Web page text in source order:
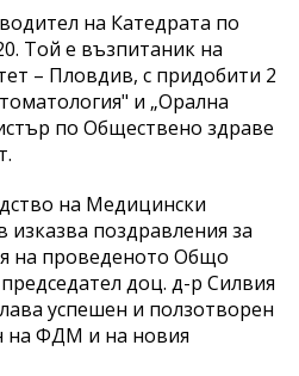
на Катедрата по
Той е възпитаник на
– Пловдив, с придобити 2
и „Орална
по Обществено здраве
на Медицински
поздравления за
на проведеното Общо
доц. д-р Силвия
успешен и ползотворен
на ФДМ и на новия